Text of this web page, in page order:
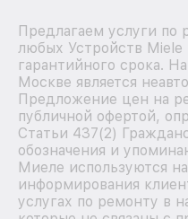
Предлагаем услуги
любых Устройств Miele
гарантийного срока.
Москве является
Предложение цен на
публичной офертой,
Статьи 437(2)
обозначения и
Миеле используются
информирования
услугах по ремонту в